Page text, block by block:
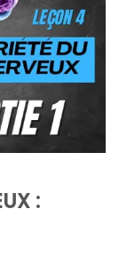
Ajouter
à la
liste
d’envies
: